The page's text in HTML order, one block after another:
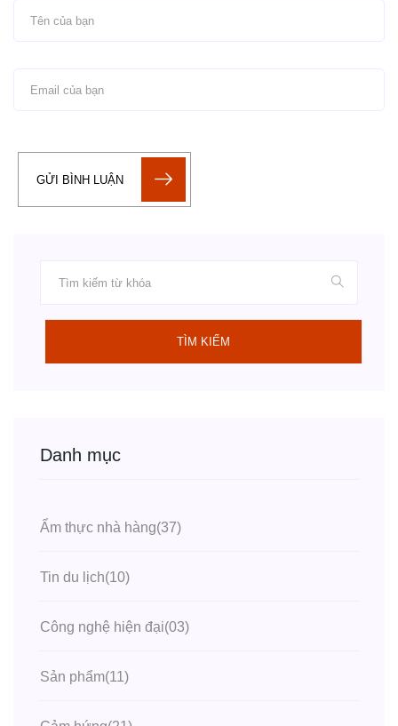
GỬI BÌNH LUẬN
TÌM KIẾM
Danh mục
Ẩm thực nhà hàng(37)
Tin du lịch(10)
Công nghệ hiện đại(03)
Sản phẩm(11)